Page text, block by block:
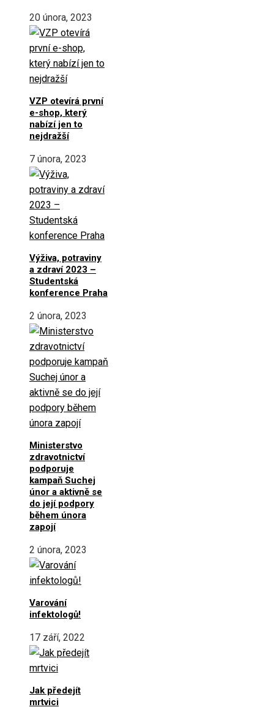
20 února, 2023
VZP otevírá první
e-shop, který
nabízí jen to
nejdražší
7 února, 2023
Výživa, potraviny
a zdraví 2023 –
Studentská
konference Praha
2 února, 2023
Ministerstvo
zdravotnictví
podporuje
kampaň Suchej
únor a aktivně se
do její podpory
během února
zapojí
2 února, 2023
Varování
infektologů!
17 září, 2022
Jak předejít
mrtvici